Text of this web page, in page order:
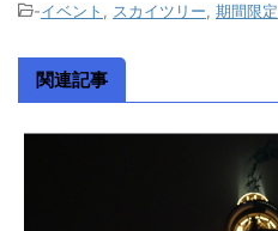
-イベント , スカイツリー, 期間限定
関連記事